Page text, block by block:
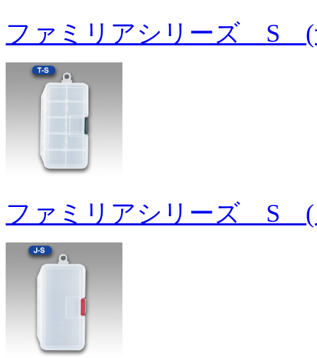
ファミリアシリーズ S (
ファミリアシリーズ S (